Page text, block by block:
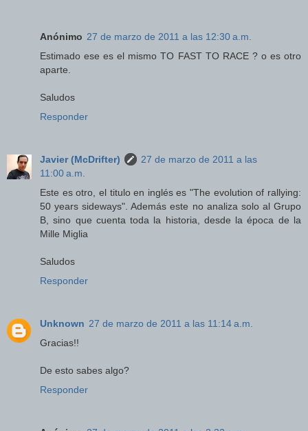
Anónimo 27 de marzo de 2011 a las 12:30 a.m.
Estimado ese es el mismo TO FAST TO RACE ? o es otro
aparte.
Saludos
Responder
Javier (McDrifter)
27 de marzo de 2011 a las
11:00 a.m.
Este es otro, el titulo en inglés es "The evolution of rallying:
50 years sideways". Además este no analiza solo al Grupo
B, sino que cuenta toda la historia, desde la época de la
Mille Miglia
Saludos
Responder
Unknown 27 de marzo de 2011 a las 11:14 a.m.
Gracias!!
De esto sabes algo?
Responder